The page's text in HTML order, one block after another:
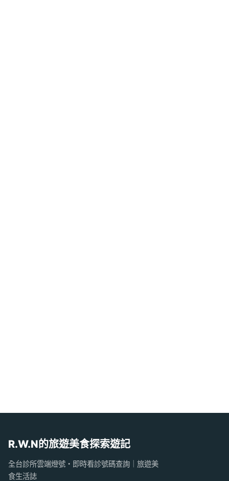
R.W.N的旅遊美食探索遊記
全台診所雲端燈號・即時看診號碼查詢｜旅遊美
食生活誌